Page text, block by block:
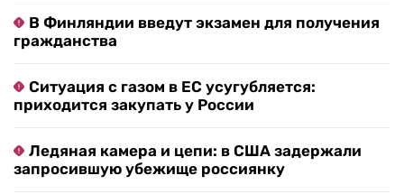
В Финляндии введут экзамен для получения
гражданства
Ситуация с газом в ЕС усугубляется:
приходится закупать у России
Ледяная камера и цепи: в США задержали
запросившую убежище россиянку